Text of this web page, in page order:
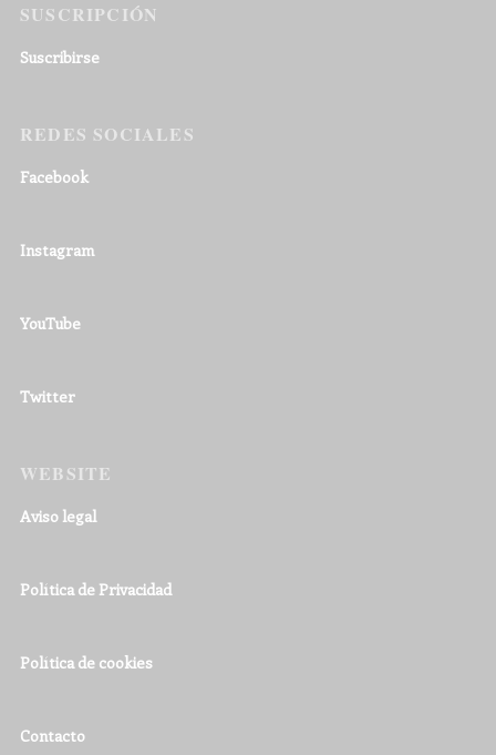
SUSCRIPCIÓN
Suscribirse
REDES SOCIALES
Facebook
Instagram
YouTube
Twitter
WEBSITE
Aviso legal
Política de Privacidad
Política de cookies
Contacto